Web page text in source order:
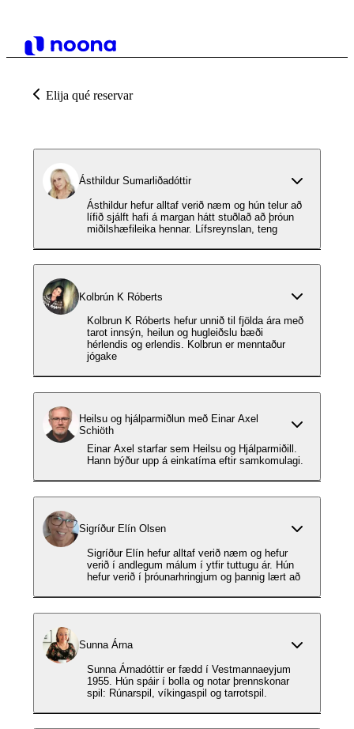
Elija qué reservar
Ásthildur Sumarliðadóttir
Ásthildur hefur alltaf verið næm og hún telur að
lífið sjálft hafi á margan hátt stuðlað að þróun
miðilshæfileika hennar. Lífsreynslan, teng
Kolbrún K Róberts
Kolbrun K Róberts hefur unnið til fjölda ára með
tarot innsýn, heilun og hugleiðslu bæði
hérlendis og erlendis. Kolbrun er menntaður
jógake
Heilsu og hjálparmiðlun með Einar Axel
Schiöth
Einar Axel starfar sem Heilsu og Hjálparmiðill.
Hann býður upp á einkatíma eftir samkomulagi.
Sigríður Elín Olsen
Sigríður Elín hefur alltaf verið næm og hefur
verið í andlegum málum í ytfir tuttugu ár. Hún
hefur verið í þróunarhringjum og þannig lært að
Sunna Árna
Sunna Árnadóttir er fædd í Vestmannaeyjum
1955. Hún spáir í bolla og notar þrennskonar
spil: Rúnarspil, víkingaspil og tarrotspil.